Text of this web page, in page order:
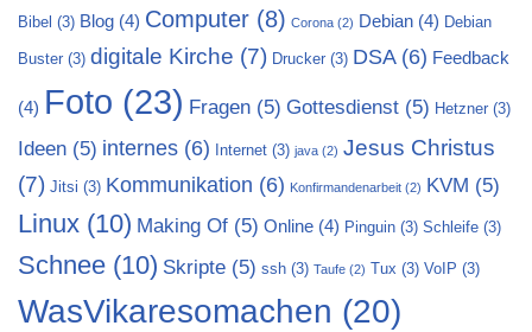
Bibel (3) Blog (4) Computer (8) Corona (2) Debian (4) Debian
Buster (3) digitale Kirche (7) Drucker (3) DSA(6) Feedback
(4) Foto (23) Fragen (5) Gottesdienst (5) Hetzner (3)
Ideen (5) internes (6) Internet (3) java (2) Jesus Christus
(7) Jitsi (3) Kommunikation (6) Konfirmandenarbeit (2) KVM (5)
Linux (10) Making Of (5) Online (4) Pinguin (3) Schleife (3)
Schnee (10) Skripte (5) ssh (3) Taufe (2) Tux (3) VoIP (3)
WasVikaresomachen (20)